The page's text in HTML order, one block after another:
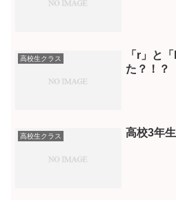
高校生クラス
「r」と
た？！？
高校生クラス 高校3年